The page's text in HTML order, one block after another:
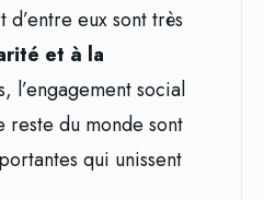
eux sont très
et à la
l’engagement social
reste du monde sont
qui unissent